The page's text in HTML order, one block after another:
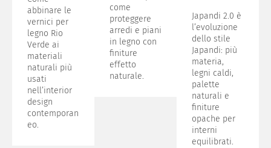
abbinare le
vernici per
legno Rio
Verde ai
materiali
naturali più
usati
nell’interior
design
contemporan
eo.
come
proteggere
arredi e piani
in legno con
finiture
effetto
naturale.
Japandi 2.0 è
l’evoluzione
dello stile
Japandi: più
materia,
legni caldi,
palette
naturali e
finiture
opache per
interni
equilibrati.